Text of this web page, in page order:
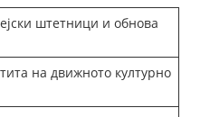
штетници и обнова
на движното културно